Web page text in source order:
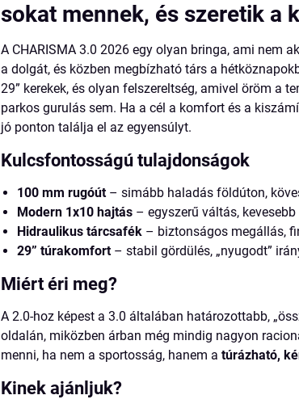
sokat mennek, és szeretik a
A CHARISMA 3.0 2026 egy olyan bringa, ami nem
a dolgát, és közben megbízható társ a
29” kerekek, és olyan felszereltség, amivel öröm a
parkos gurulás sem. Ha a cél a komfort és a
jó ponton találja el az egyensúlyt.
Kulcsfontosságú tulajdonságok
100 mm rugóút– simább haladás földúton,
Modern 1x10 hajtás – egyszerű váltás,
Hidraulikus tárcsafék – biztonságos megállás,
29” túrakomfort– stabil gördülés, „nyugodt”
Miért éri meg?
A 2.0-hoz képest a 3.0 általában határozottabb,
oldalán, miközben árban még mindig nagyon
menni, ha nem a sportosság, hanem atúrázható,
Kinek ajánljuk?